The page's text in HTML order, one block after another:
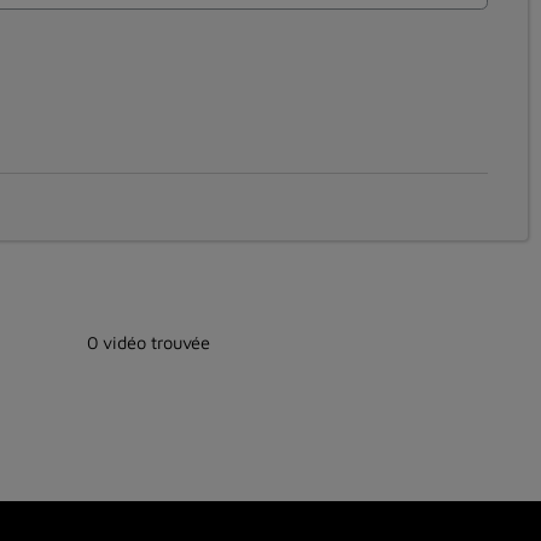
0 vidéo trouvée